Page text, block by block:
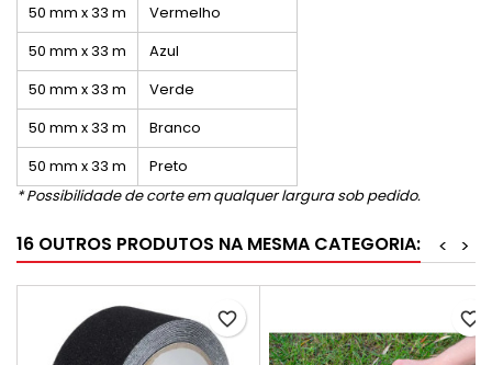
50 mm x 33 m
Vermelho
50 mm x 33 m
Azul
50 mm x 33 m
Verde
50 mm x 33 m
Branco
50 mm x 33 m
Preto
* Possibilidade de corte em qualquer largura sob pedido.
16 OUTROS PRODUTOS NA MESMA CATEGORIA: >
<
favorite_border favorite_border